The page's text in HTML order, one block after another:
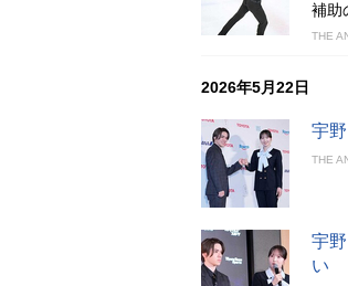
補助
THE
2026年5月22日
宇
THE
宇
い